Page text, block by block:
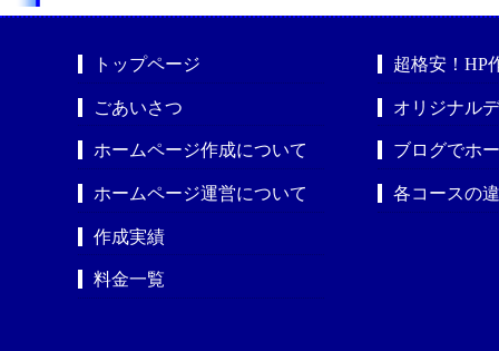
トップページ
ごあいさつ
ホームページ作成について
ホームページ運営について
作成実績
料金一覧
超格安！HP
オリジナル
ブログでホ
各コースの